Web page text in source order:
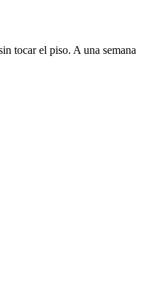
tocar el piso. A una semana